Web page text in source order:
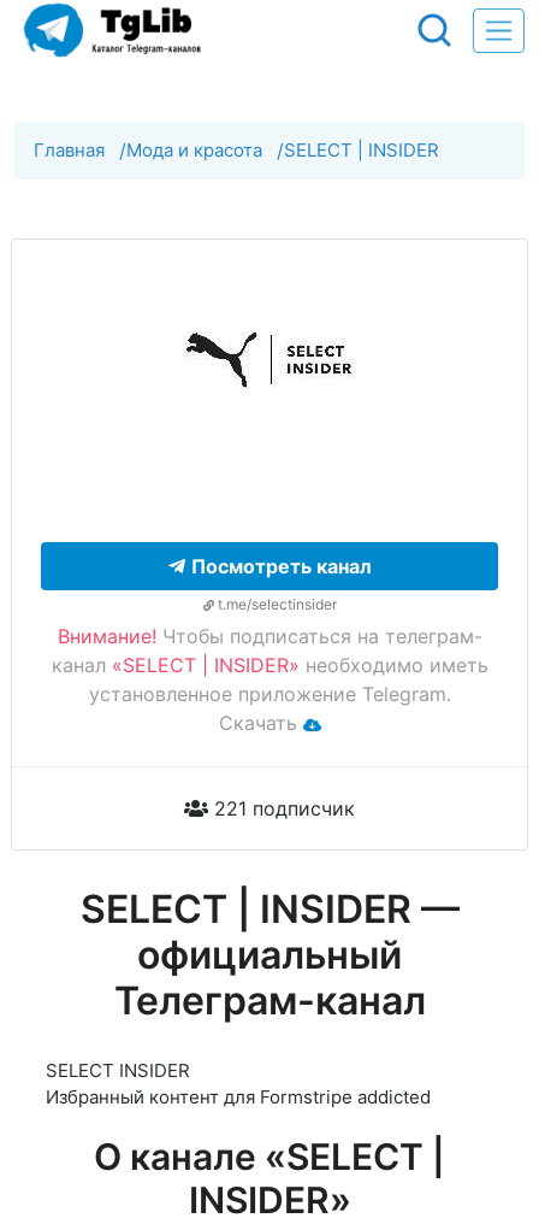
Главная /Мода и красота /SELECT | INSIDER
Посмотреть канал
t.me/selectinsider
Внимание! Чтобы подписаться на телеграм-
канал «SELECT | INSIDER» необходимо иметь
установленное приложение Telegram.
Скачать
221 подписчик
SELECT | INSIDER —
официальный
Телеграм-канал
SELECT INSIDER
Избранный контент для Formstripe addicted
О канале «SELECT |
INSIDER»